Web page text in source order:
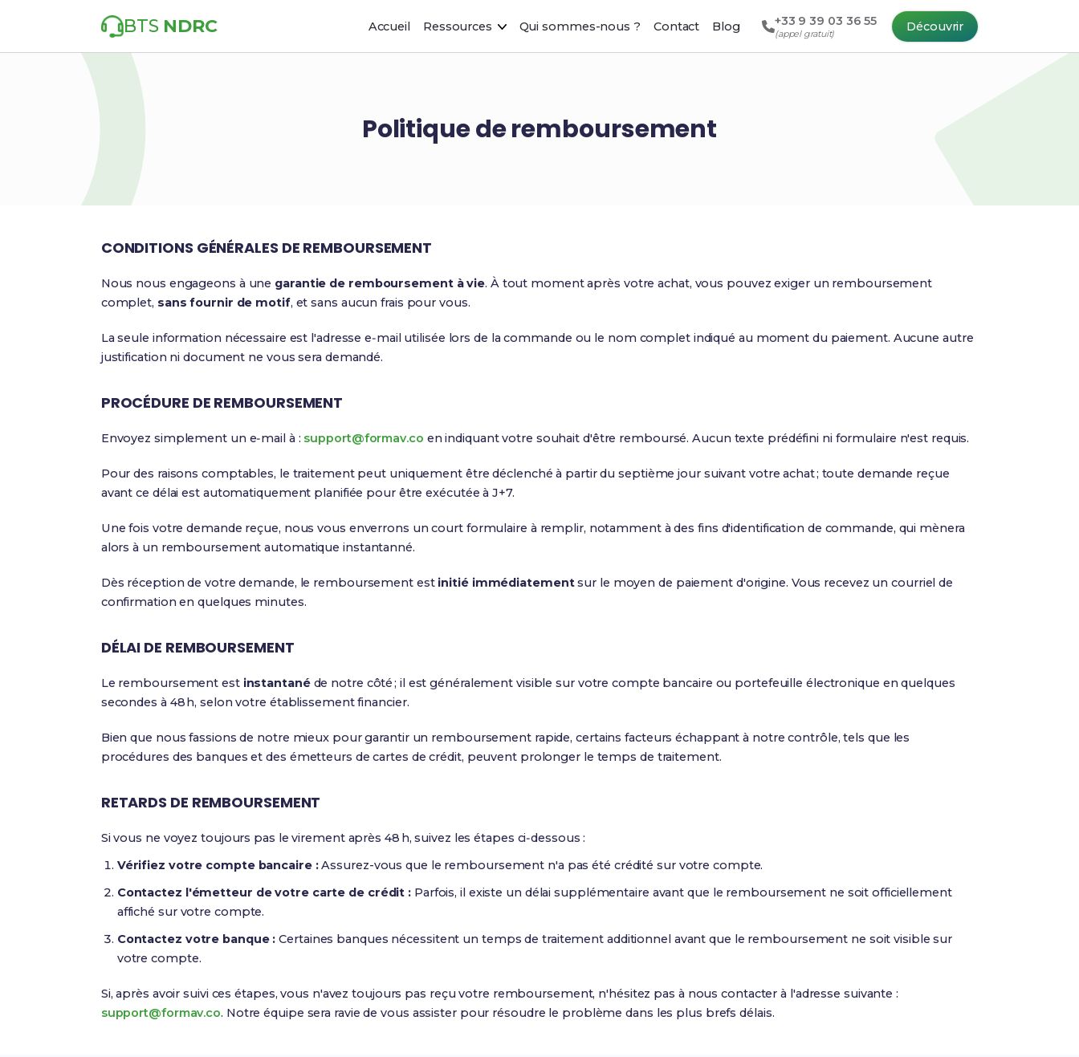
BTS NDRC Accueil Ressources Qui sommes-nous ? Contact Blog +33 9 39 03 36 55
(appel gratuit)
Découvrir
Politique de remboursement
CONDITIONS GÉNÉRALES DE REMBOURSEMENT
Nous nous engageons à une garantie de remboursement à vie. À tout moment après votre achat, vous pouvez exiger un remboursement
complet, sans fournir de motif, et sans aucun frais pour vous.
La seule information nécessaire est l'adresse e‑mail utilisée lors de la commande ou le nom complet indiqué au moment du paiement. Aucune autre
justification ni document ne vous sera demandé.
PROCÉDURE DE REMBOURSEMENT
Envoyez simplement un e‑mail à : support@formav.co en indiquant votre souhait d'être remboursé. Aucun texte prédéfini ni formulaire n'est requis.
Pour des raisons comptables, le traitement peut uniquement être déclenché à partir du septième jour suivant votre achat ; toute demande reçue
avant ce délai est automatiquement planifiée pour être exécutée à J+7.
Une fois votre demande reçue, nous vous enverrons un court formulaire à remplir, notamment à des fins d'identification de commande, qui mènera
alors à un remboursement automatique instantanné.
Dès réception de votre demande, le remboursement est initié immédiatementsur le moyen de paiement d'origine. Vous recevez un courriel de
confirmation en quelques minutes.
DÉLAI DE REMBOURSEMENT
Le remboursement est instantanéde notre côté ; il est généralement visible sur votre compte bancaire ou portefeuille électronique en quelques
secondes à 48 h, selon votre établissement financier.
Bien que nous fassions de notre mieux pour garantir un remboursement rapide, certains facteurs échappant à notre contrôle, tels que les
procédures des banques et des émetteurs de cartes de crédit, peuvent prolonger le temps de traitement.
RETARDS DE REMBOURSEMENT
Si vous ne voyez toujours pas le virement après 48 h, suivez les étapes ci‑dessous :
Vérifiez votre compte bancaire :Assurez-vous que le remboursement n'a pas été crédité sur votre compte.
Contactez l'émetteur de votre carte de crédit : Parfois, il existe un délai supplémentaire avant que le remboursement ne soit officiellement
affiché sur votre compte.
Contactez votre banque : Certaines banques nécessitent un temps de traitement additionnel avant que le remboursement ne soit visible sur
votre compte.
Si, après avoir suivi ces étapes, vous n'avez toujours pas reçu votre remboursement, n'hésitez pas à nous contacter à l'adresse suivante :
support@formav.co. Notre équipe sera ravie de vous assister pour résoudre le problème dans les plus brefs délais.